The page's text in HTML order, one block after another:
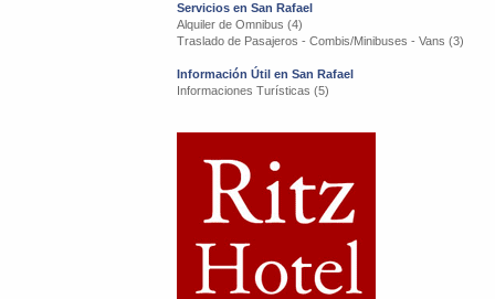
Servicios en San Rafael
Alquiler de Omnibus (4)
Traslado de Pasajeros - Combis/Minibuses - Vans (3)
Información Útil en San Rafael
Informaciones Turísticas (5)